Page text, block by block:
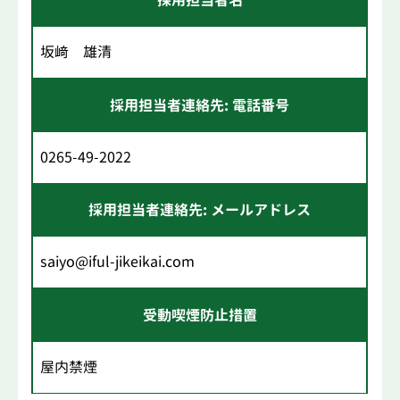
坂﨑 雄清
採用担当者連絡先: 電話番号
0265-49-2022
採用担当者連絡先: メールアドレス
saiyo@iful-jikeikai.com
受動喫煙防止措置
屋内禁煙